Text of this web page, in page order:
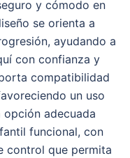
y cómodo en
se orienta a
ayudando a
con confianza y
compatibilidad
un uso
adecuada
funcional, con
control que permita